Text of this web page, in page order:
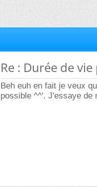
Re : Durée de
Beh euh en fait je veux
possible ^^'. J'essaye de